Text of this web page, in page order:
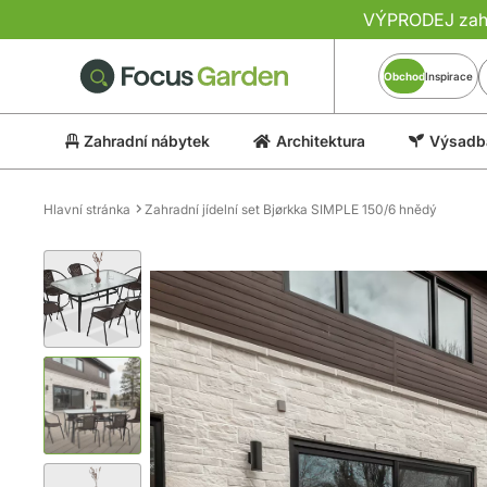
VÝPRODEJ
ObchodInspirace
Zahradní nábytek Architektura
Hlavní stránka Zahradní jídelní set Bjørkka SIMPLE 150/6 hnědý
Přeskočit
na
konec
galerie
s
obrázky